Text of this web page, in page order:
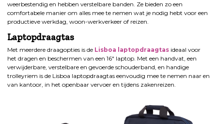
weerbestendig en hebben verstelbare banden. Ze bieden zo een
comfortabele manier om alles mee te nemen wat je nodig hebt voor een
productieve werkdag, woon-werkverkeer of reizen.
Laptopdraagtas
Met meerdere draagopties is de Lisboa laptopdraagtas ideaal voor
het dragen en beschermen van een 16″ laptop. Met een handvat, een
verwijderbare, verstelbare en gevoerde schouderband, en handige
trolleyriem is de Lisboa laptopdraagtas eenvoudig mee te nemen naar en
van kantoor, in het openbaar vervoer en tijdens zakenreizen.